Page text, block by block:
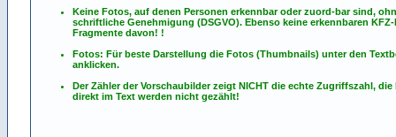
Keine Fotos, auf denen Personen erkennbar oder zuord-bar sind,
schriftliche Genehmigung (DSGVO). Ebenso keine erkennbaren
Fragmente davon! !
Fotos: Für beste Darstellung die Fotos (Thumbnails) unter den
anklicken.
Der Zähler der Vorschaubilder zeigt NICHT die echte Zugriffszahl,
direkt im Text werden nicht gezählt!